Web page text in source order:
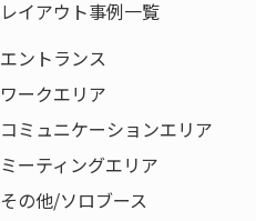
レイアウト事例一覧
エントランス
ワークエリア
コミュニケーションエリア
ミーティングエリア
その他/ソロブース